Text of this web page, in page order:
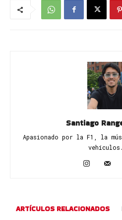
Santiago
Apasionado por la F1, la
ARTÍCULOS RELACIONADOS